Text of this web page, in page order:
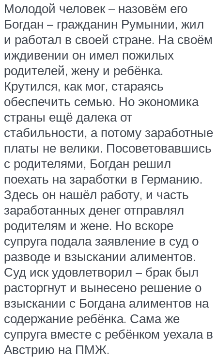
Молодой человек – назовём его
Богдан – гражданин Румынии, жил
и работал в своей стране. На своём
иждивении он имел пожилых
родителей, жену и ребёнка.
Крутился, как мог, стараясь
обеспечить семью. Но экономика
страны ещё далека от
стабильности, а потому заработные
платы не велики. Посоветовавшись
с родителями, Богдан решил
поехать на заработки в Германию.
Здесь он нашёл работу, и часть
заработанных денег отправлял
родителям и жене. Но вскоре
супруга подала заявление в суд о
разводе и взыскании алиментов.
Суд иск удовлетворил – брак был
расторгнут и вынесено решение о
взыскании с Богдана алиментов на
содержание ребёнка. Сама же
супруга вместе с ребёнком уехала в
Австрию на ПМЖ.